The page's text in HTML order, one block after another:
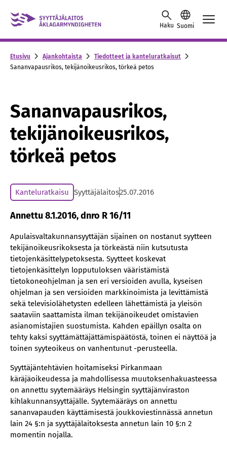
Skip to content -saavutettavuusohje
Haku Suomi
Etusivu Ajankohtaista
Tiedotteet ja kanteluratkaisut
Sananvapausrikos, tekijänoikeusrikos, törkeä petos
Sananvapausrikos,
tekijänoikeusrikos,
törkeä petos
Kanteluratkaisu Syyttäjälaitos25.07.2016
Annettu 8.1.2016, dnro R 16/11
Apulaisvaltakunnansyyttäjän sijainen on nostanut syytteen
tekijänoikeusrikoksesta ja törkeästä niin kutsutusta
tietojenkäsittelypetoksesta. Syytteet koskevat
tietojenkäsittelyn lopputuloksen vääristämistä
tietokoneohjelman ja sen eri versioiden avulla, kyseisen
ohjelman ja sen versioiden markkinoimista ja levittämistä
sekä televisiolähetysten edelleen lähettämistä ja yleisön
saataviin saattamista ilman tekijänoikeudet omistavien
asianomistajien suostumista. Kahden epäillyn osalta on
tehty kaksi syyttämättäjättämispäätöstä, toinen ei näyttöä ja
toinen syyteoikeus on vanhentunut -perusteella.
Syyttäjäntehtävien hoitamiseksi Pirkanmaan
käräjäoikeudessa ja mahdollisessa muutoksenhakuasteessa
on annettu syytemääräys Helsingin syyttäjänviraston
kihlakunnansyyttäjälle. Syytemääräys on annettu
sananvapauden käyttämisestä joukkoviestinnässä annetun
lain 24 §:n ja syyttäjälaitoksesta annetun lain 10 §:n 2
momentin nojalla.